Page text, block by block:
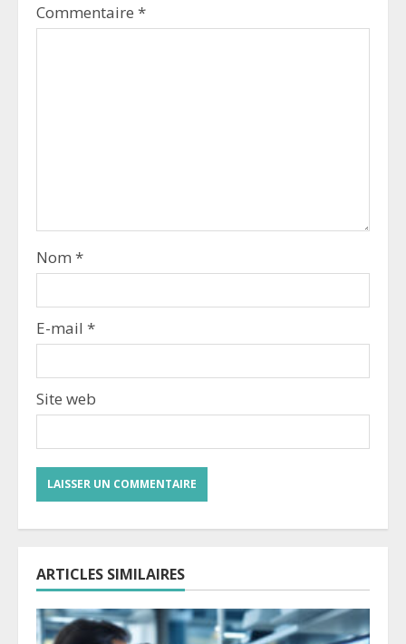
Commentaire *
Nom *
E-mail *
Site web
ARTICLES SIMILAIRES